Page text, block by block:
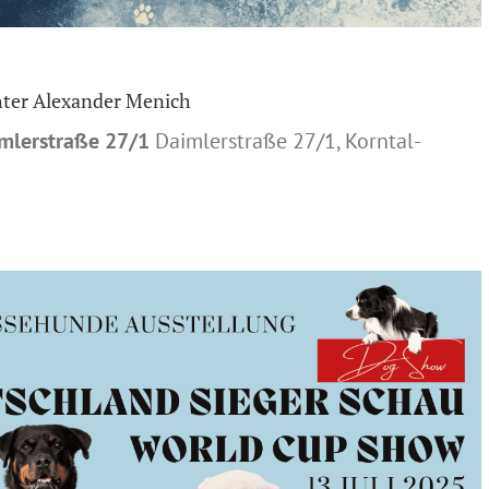
Alexander Menich
27/1 Daimlerstraße 27/1, Korntal-